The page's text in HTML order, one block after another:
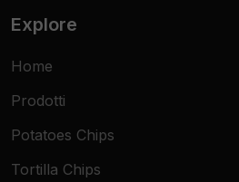
Explore
Home
Prodotti
Potatoes Chips
Tortilla Chips